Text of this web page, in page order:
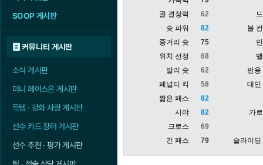
SOOP 게시판
커뮤니티 게시판
소식 게시판
미니 페이스온 게시판
득템 · 강화 자랑 게시판
선수 카드 장터 게시판
선수 추천 · 평가 게시판
골 결정력
62
슛 파워
82
중거리 슛
75
위치 선정
68
발리 슛
62
페널티 킥
58
짧은 패스
82
시야
82
크로스
69
긴 패스
79
볼
반응
대인
가
슬라이딩